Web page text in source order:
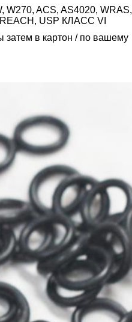
W270, ACS, AS4020, WRAS,
USP КЛАСС VI
затем в картон / по вашему